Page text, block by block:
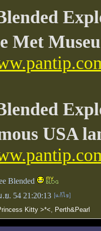
Met
USA
Blended
.ย. 54 21:20:13
Kitty >*<, Perth&Pearl